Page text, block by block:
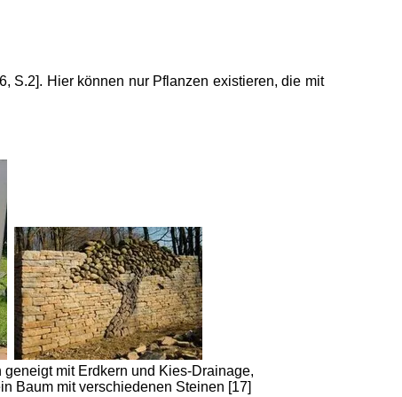
S.2]. Hier können nur Pflanzen existieren, die mit
mit Erdkern und Kies-Drainage,
Baum mit verschiedenen Steinen [17]